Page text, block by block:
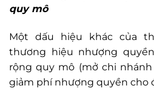
quy mô
Một dấu hiệu khác của
thương hiệu nhượng
rộng quy mô (mở chi
giảm phí nhượng quyền cho